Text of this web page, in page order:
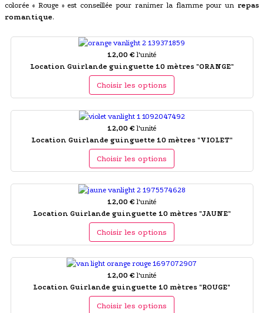
colorée « Rouge » est conseillée pour ranimer la flamme pour un repas
romantique.
12,00 € l'unité
Location Guirlande guinguette 10 mètres "ORANGE"
Choisir les options
12,00 € l'unité
Location Guirlande guinguette 10 mètres "VIOLET"
Choisir les options
12,00 € l'unité
Location Guirlande guinguette 10 mètres "JAUNE"
Choisir les options
12,00 € l'unité
Location Guirlande guinguette 10 mètres "ROUGE"
Choisir les options